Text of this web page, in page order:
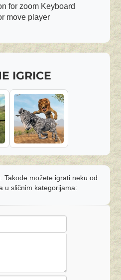
for zoom Keyboard
move player
IGRICE
. Takođe možete igrati neku od
u sličnim kategorijama: